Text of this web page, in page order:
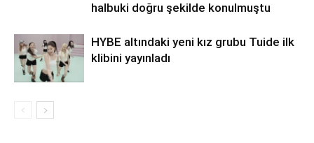
halbuki doğru şekilde konulmuştu
HYBE altındaki yeni kız grubu Tuide ilk
klibini yayınladı